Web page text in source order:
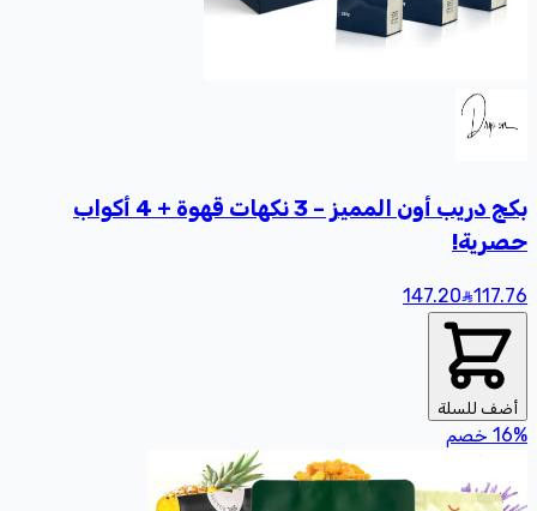
بكج دريب أون المميز – 3 نكهات قهوة + 4 أكواب
حصرية!
117.76
147.20
أضف للسلة
16% خصم